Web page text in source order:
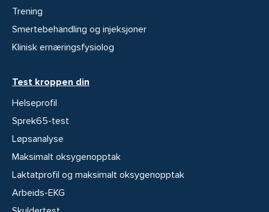
Trening
Smertebehandling og injeksjoner
Klinisk ernæringsfysiolog
Test kroppen din
Helseprofil
Sprek65-test
Løpsanalyse
Maksimalt oksygenopptak
Laktatprofil og maksimalt oksygenopptak
Arbeids-EKG